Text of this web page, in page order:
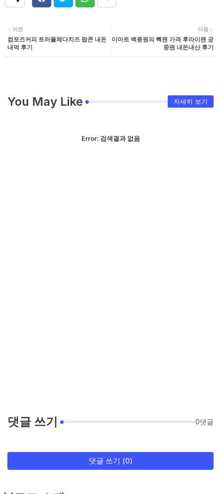
다음
이마트 백종원의 빽팬 가격 후라이팬 궁
중팬 내돈내산 후기
이전
컴포즈커피 트러플체다치즈 팝콘 내돈
내먹 후기
You May Like 자세히 보기
Error: 검색결과 없음
댓글 쓰기 0댓글
댓글 쓰기 (0)